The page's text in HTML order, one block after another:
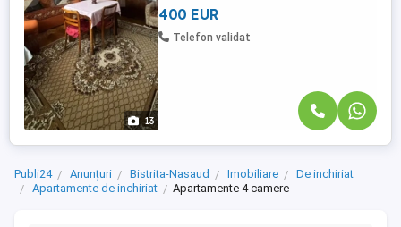
13
bucătărie separată, ideală ...
400 EUR
Telefon validat
Publi24 Anunțuri Bistrita-Nasaud Imobiliare
De inchiriat
Apartamente de inchiriat
Apartamente 4 camere